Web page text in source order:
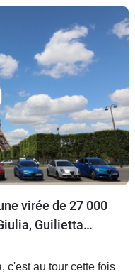
à quel point nos
virée de 27 000
Guilietta
Tipo et Abarth
c'est au tour cette fois